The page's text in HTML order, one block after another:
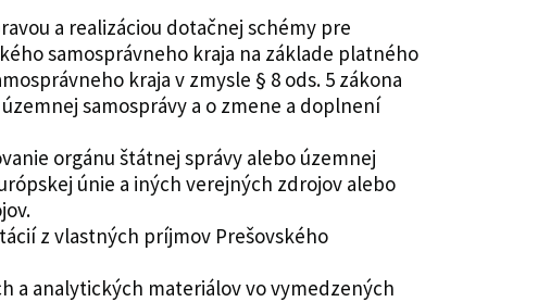
a realizáciou dotačnej schémy pre
samosprávneho kraja na základe platného
kraja v zmysle § 8 ods. 5 zákona
samosprávy a o zmene a doplnení
orgánu štátnej správy alebo územnej
únie a iných verejných zdrojov alebo
z vlastných príjmov Prešovského
a analytických materiálov vo vymedzených